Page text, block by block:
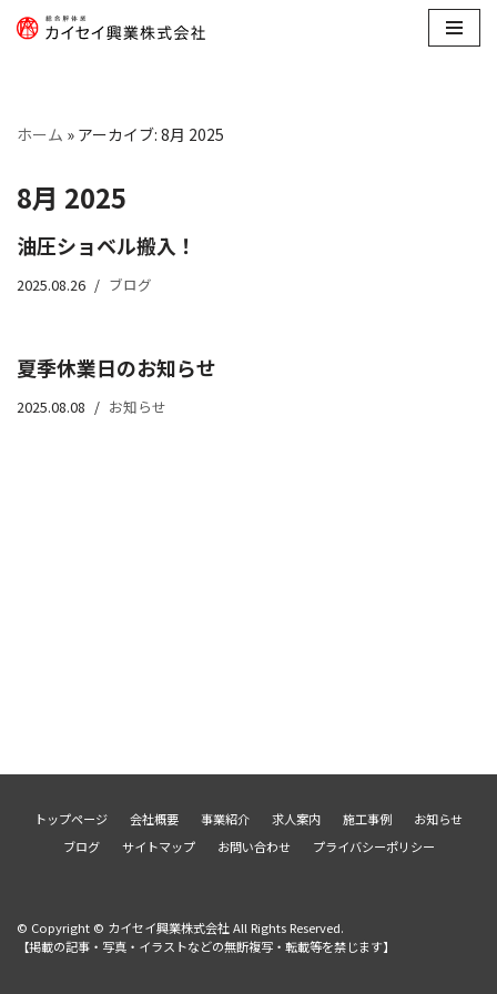
ン
へ
キ
ッ
ホーム » アーカイブ: 8月 2025
8月 2025
油圧ショベル搬入！
2025.08.26 ブログ
夏季休業日のお知らせ
2025.08.08 お知らせ
トップページ 会社概要 事業紹介 求人案内 施工事例
お知らせ
ブログ
サイトマップ お問い合わせ プライバシーポリシー
© Copyright © カイセイ興業株式会社 All Rights Reserved.
【掲載の記事・写真・イラストなどの無断複写・転載等を禁じます】